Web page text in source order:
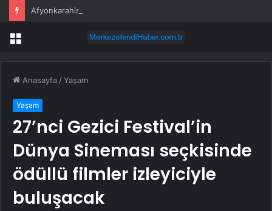
Afyonkarahisar’da Tarımda Zararlı Takip Devam Ediyor
Menü
Anasayfa /Yaşam
Yaşam
27’nci Gezici Festival’in
Dünya Sineması seçkisinde
ödüllü filmler izleyiciyle
buluşacak